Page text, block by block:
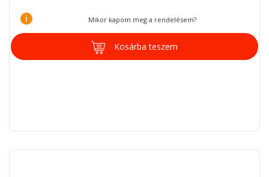
i Mikor kapom meg a rendelésem?
Kosárba teszem